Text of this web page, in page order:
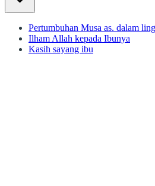
Pertumbuhan Musa as. dalam
Ilham Allah kepada Ibunya
Kasih sayang ibu